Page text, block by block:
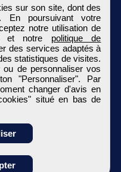
sur son site, dont des
En poursuivant votre
notre utilisation de
et notre politique de
des services adaptés à
statistiques de visites.
de personnaliser vos
"Personnaliser". Par
changer d'avis en
situé en bas de